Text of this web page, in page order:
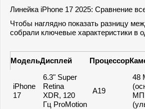
Линейка iPhone 17 2025: Сравнение
Чтобы наглядно показать разницу
собрали ключевые характеристики в
МодельДисплей Процессор
iPhone
17
6.3" Super
Retina
XDR, 120
Гц ProMotion
A19
48
МП